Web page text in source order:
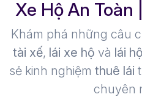
Xe Hộ An Toàn
Khám phá những câu
tài xế, lái xe hộ và lái hộ
sẻ kinh nghiệm thuê lái
chuyên